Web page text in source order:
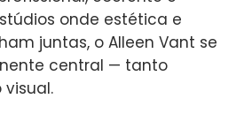
onde estética e
juntas, o Alleen Vant se
central — tanto